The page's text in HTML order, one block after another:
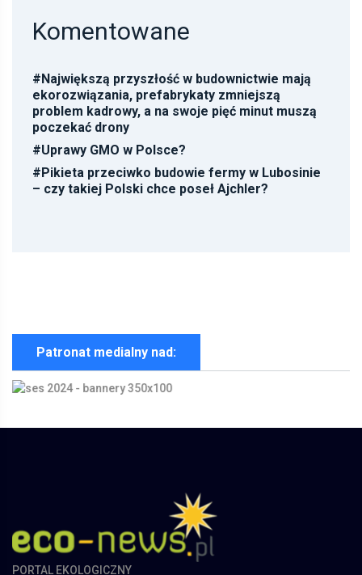
Komentowane
#Największą przyszłość w budownictwie mają
ekorozwiązania, prefabrykaty zmniejszą
problem kadrowy, a na swoje pięć minut muszą
poczekać drony
#Uprawy GMO w Polsce?
#Pikieta przeciwko budowie fermy w Lubosinie
– czy takiej Polski chce poseł Ajchler?
Patronat medialny nad:
PORTAL EKOLOGICZNY